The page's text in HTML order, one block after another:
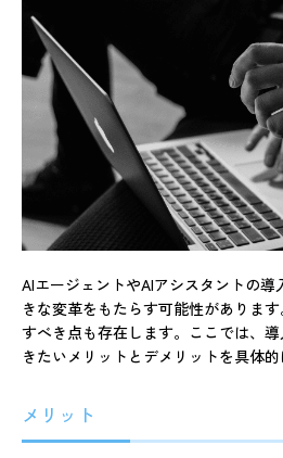
AIエージェントやAIアシスタントの
きな変革をもたらす可能性がありま
すべき点も存在します。ここでは、
きたいメリットとデメリットを具体的
メリット